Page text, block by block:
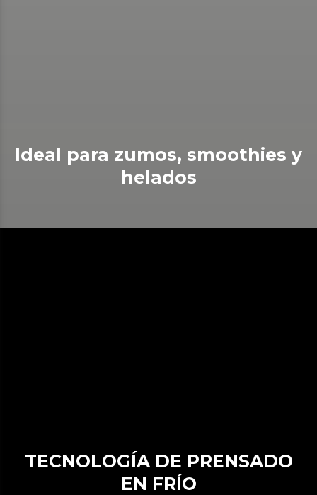
Ideal para zumos, smoothies y
helados
TECNOLOGÍA DE PRENSADO
EN FRÍO